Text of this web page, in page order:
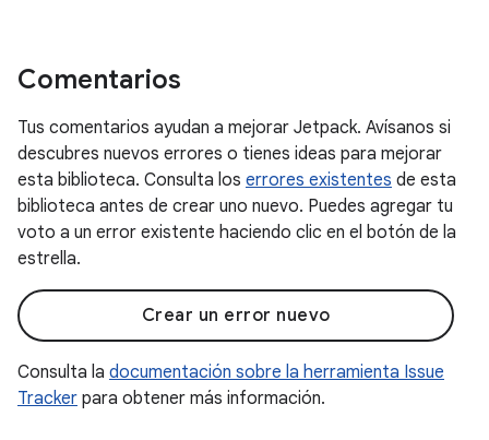
Comentarios
Tus comentarios ayudan a mejorar Jetpack. Avísanos si
descubres nuevos errores o tienes ideas para mejorar
esta biblioteca. Consulta los errores existentes de esta
biblioteca antes de crear uno nuevo. Puedes agregar tu
voto a un error existente haciendo clic en el botón de la
estrella.
Crear un error nuevo
Consulta la documentación sobre la herramienta Issue
Tracker para obtener más información.